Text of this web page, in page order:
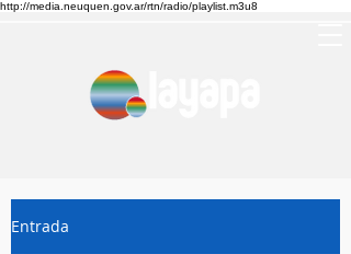
http://media.neuquen.gov.ar/rtn/radio/playlist.m3u8
Entrada